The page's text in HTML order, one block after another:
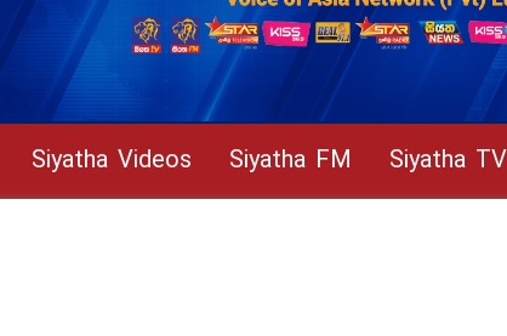
Siyatha Videos Siyatha FM Siyatha TV